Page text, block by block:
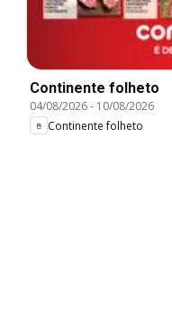
Continente folheto
04/08/2026- 10/08/2026
Continente folheto